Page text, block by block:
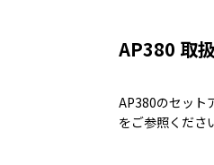
AP380 取
AP380のセット
をご参照くださ